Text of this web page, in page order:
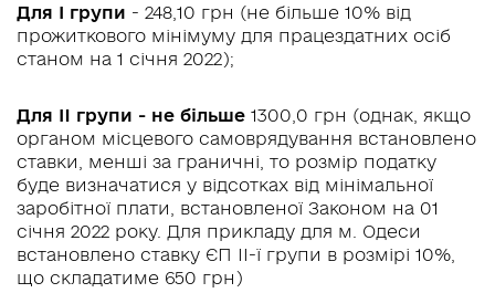
Для I групи - 248,10 грн (не більше 10% від
прожиткового мінімуму для працездатних осіб
станом на 1 січня 2022);
Для II групи - не більше 1300,0 грн (однак, якщо
органом місцевого самоврядування встановлено
ставки, менші за граничні, то розмір податку
буде визначатися у відсотках від мінімальної
заробітної плати, встановленої Законом на 01
січня 2022 року. Для прикладу для м. Одеси
встановлено ставку ЄП ІІ-ї групи в розмірі 10%,
що складатиме 650 грн)